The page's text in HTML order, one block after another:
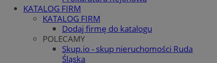
KATALOG FIRM
KATALOG FIRM
Dodaj firmę do katalogu
POLECAMY
Skup.io - skup nieruchomości Ruda
Śląska